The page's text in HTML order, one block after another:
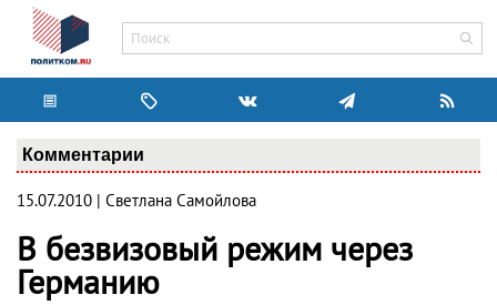
Комментарии
15.07.2010 | Светлана Самойлова
В безвизовый режим через
Германию